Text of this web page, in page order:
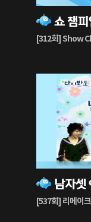
쇼 챔
[312회] Show
85%
재
생
남자셋
[537회] 리메이
54%
재
생